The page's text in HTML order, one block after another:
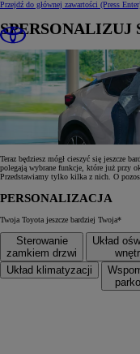
Przejdź do głównej zawartości (Press
SPERSONALIZUJ
Teraz będziesz mógł cieszyć się jeszcze
polegają wybrane funkcje, które już przy
Przedstawiamy tylko kilka z nich. O
PERSONALIZACJA
Twoja Toyota jeszcze bardziej Twoja*
Sterowanie
zamkiem drzwi
Układ
Układ klimatyzacji